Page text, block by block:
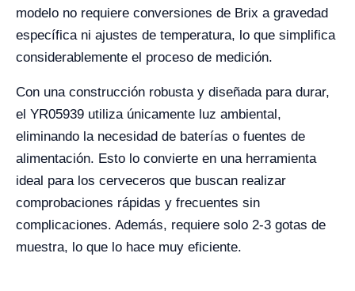
modelo no requiere conversiones de Brix a gravedad
específica ni ajustes de temperatura, lo que simplifica
considerablemente el proceso de medición.
Con una construcción robusta y diseñada para durar,
el YR05939 utiliza únicamente luz ambiental,
eliminando la necesidad de baterías o fuentes de
alimentación. Esto lo convierte en una herramienta
ideal para los cerveceros que buscan realizar
comprobaciones rápidas y frecuentes sin
complicaciones. Además, requiere solo 2-3 gotas de
muestra, lo que lo hace muy eficiente.